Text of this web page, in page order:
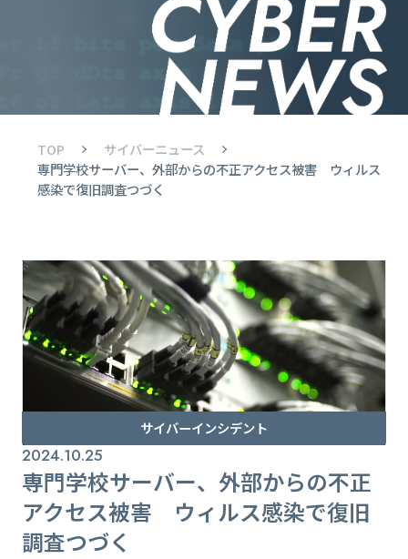
TOP
サイバーニュース
専門学校サーバー、外部からの不正アクセス被害 ウィルス
感染で復旧調査つづく
サイバーインシデント
2024.10.25
専門学校サーバー、外部からの不正
アクセス被害 ウィルス感染で復旧
調査つづく